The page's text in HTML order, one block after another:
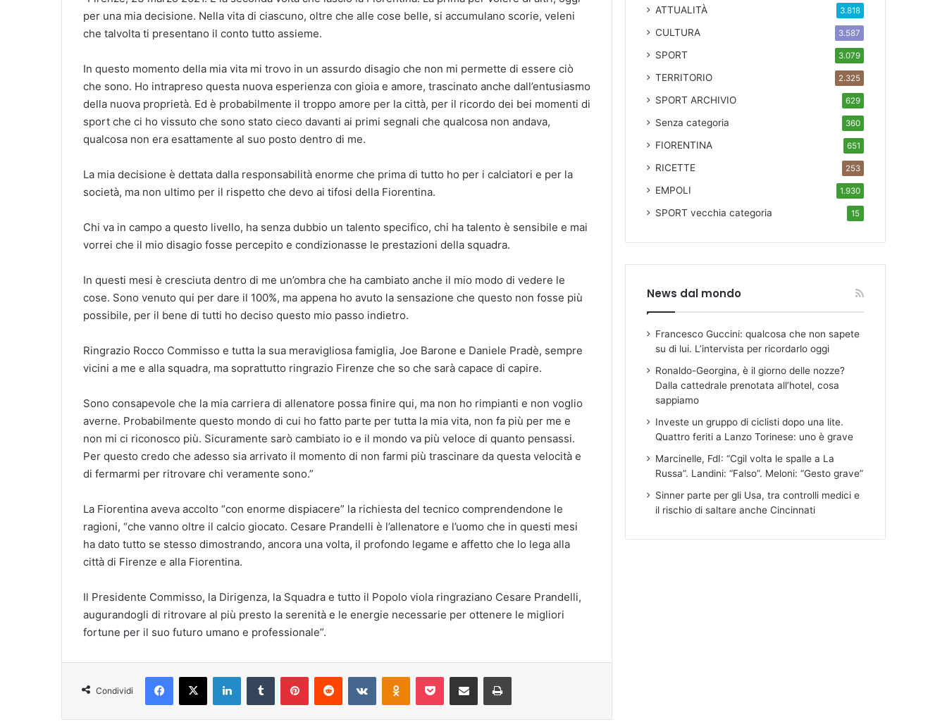
per una mia decisione. Nella vita di ciascuno, oltre che alle cose belle, si accumulano scorie, veleni
che talvolta ti presentano il conto tutto assieme.
In questo momento della mia vita mi trovo in un assurdo disagio che non mi permette di essere ciò
che sono. Ho intrapreso questa nuova esperienza con gioia e amore, trascinato anche dall’entusiasmo
della nuova proprietà. Ed è probabilmente il troppo amore per la città, per il ricordo dei bei momenti di
sport che ci ho vissuto che sono stato cieco davanti ai primi segnali che qualcosa non andava,
qualcosa non era esattamente al suo posto dentro di me.
La mia decisione è dettata dalla responsabilità enorme che prima di tutto ho per i calciatori e per la
società, ma non ultimo per il rispetto che devo ai tifosi della Fiorentina.
Chi va in campo a questo livello, ha senza dubbio un talento specifico, chi ha talento è sensibile e mai
vorrei che il mio disagio fosse percepito e condizionasse le prestazioni della squadra.
In questi mesi è cresciuta dentro di me un’ombra che ha cambiato anche il mio modo di vedere le
cose. Sono venuto qui per dare il 100%, ma appena ho avuto la sensazione che questo non fosse più
possibile, per il bene di tutti ho deciso questo mio passo indietro.
Ringrazio Rocco Commisso e tutta la sua meravigliosa famiglia, Joe Barone e Daniele Pradè, sempre
vicini a me e alla squadra, ma soprattutto ringrazio Firenze che so che sarà capace di capire.
Sono consapevole che la mia carriera di allenatore possa finire qui, ma non ho rimpianti e non voglio
averne. Probabilmente questo mondo di cui ho fatto parte per tutta la mia vita, non fa più per me e
non mi ci riconosco più. Sicuramente sarò cambiato io e il mondo va più veloce di quanto pensassi.
Per questo credo che adesso sia arrivato il momento di non farmi più trascinare da questa velocità e
di fermarmi per ritrovare chi veramente sono.”
La Fiorentina aveva accolto “con enorme dispiacere” la richiesta del tecnico comprendendone le
ragioni, “che vanno oltre il calcio giocato. Cesare Prandelli è l’allenatore e l’uomo che in questi mesi
ha dato tutto se stesso dimostrando, ancora una volta, il profondo legame e affetto che lo lega alla
città di Firenze e alla Fiorentina.
Il Presidente Commisso, la Dirigenza, la Squadra e tutto il Popolo viola ringraziano Cesare Prandelli,
augurandogli di ritrovare al più presto la serenità e le energie necessarie per ottenere le migliori
fortune per il suo futuro umano e professionale”.
Condividi
ATTUALITÀ 3.818
CULTURA 3.587
SPORT 3.079
TERRITORIO 2.325
SPORT ARCHIVIO 629
Senza categoria 360
FIORENTINA 651
RICETTE 253
EMPOLI 1.930
SPORTvecchia categoria 15
News dal mondo
Francesco Guccini: qualcosa che non sapete
su di lui. L’intervista per ricordarlo oggi
Ronaldo-Georgina, è il giorno delle nozze?
Dalla cattedrale prenotata all’hotel, cosa
sappiamo
Investe un gruppo di ciclisti dopo una lite.
Quattro feriti a Lanzo Torinese: uno è grave
Marcinelle, FdI: “Cgil volta le spalle a La
Russa”. Landini: “Falso”. Meloni: “Gesto grave”
Sinner parte per gli Usa, tra controlli medici e
il rischio di saltare anche Cincinnati